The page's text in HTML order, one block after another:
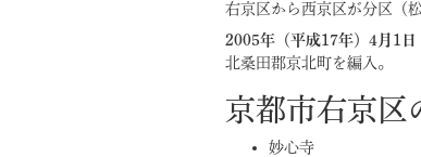
右京区から西京区が分区（
2005年（平成17年）4月1日
北桑田郡京北町を編入。
京都市右京区
妙心寺